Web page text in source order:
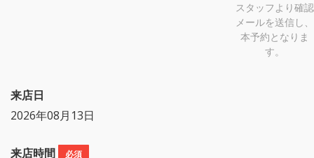
スタッフより確認
メールを送信し、
本予約となりま
す。
来店日
2026年08月13日
来店時間 必須